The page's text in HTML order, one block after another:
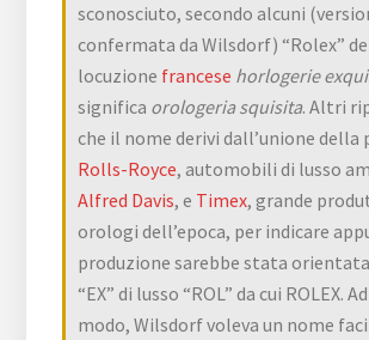
sconosciuto, secondo alcuni
confermata da Wilsdorf) “Rolex”
locuzione francese horlogerie
significa orologeria squisita. Altri
che il nome derivi dall’unione della
Rolls-Royce, automobili di lusso
Alfred Davis, e Timex, grande
orologi dell’epoca, per indicare
produzione sarebbe stata
“EX” di lusso “ROL” da cui ROLEX.
modo, Wilsdorf voleva un nome